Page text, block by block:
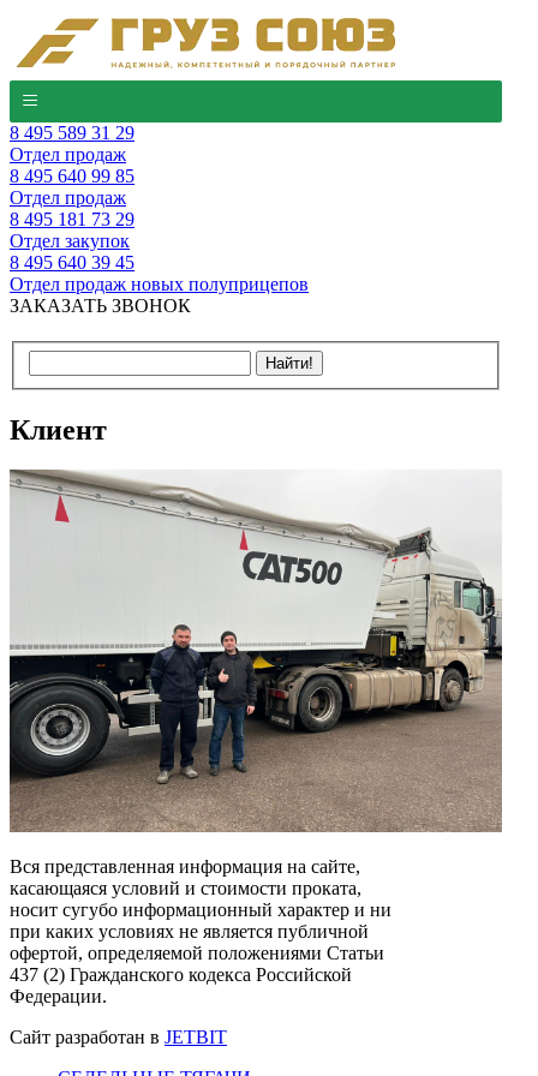
8 495 589 31 29
Отдел продаж
8 495 640 99 85
Отдел продаж
8 495 181 73 29
Отдел закупок
8 495 640 39 45
Отдел продаж новых полуприцепов
ЗАКАЗАТЬ ЗВОНОК
Клиент
Вся представленная информация на сайте,
касающаяся условий и стоимости проката,
носит сугубо информационный характер и ни
при каких условиях не является публичной
офертой, определяемой положениями Статьи
437 (2) Гражданского кодекса Российской
Федерации.
Сайт разработан в JETBIT